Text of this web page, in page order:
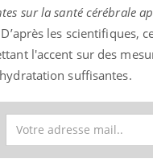
sur la santé cérébrale
les scientifiques,
l'accent sur des
suffisantes.